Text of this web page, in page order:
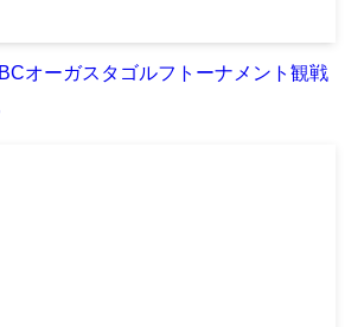
オーガスタゴルフトーナメント観戦